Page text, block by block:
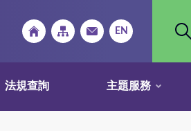
法規查詢 主題服務